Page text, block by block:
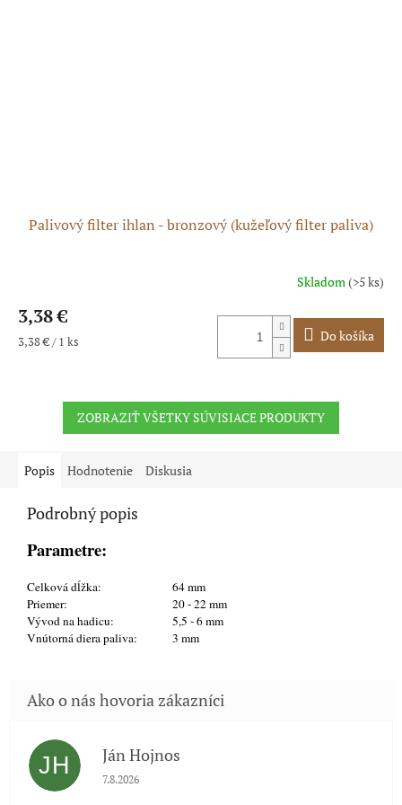
Palivový filter ihlan - bronzový (kužeľový filter paliva)
Skladom(>5 ks)
3,38 €
Jednotková
3,38 € / 1 ks Do košíka
ZOBRAZIŤ VŠETKY SÚVISIACE PRODUKTY
Popis Hodnotenie Diskusia
Podrobný popis
Parametre:
Celková dĺžka:
64 mm
Priemer:
20 - 22 mm
Vývod na hadicu:
5,5 - 6 mm
Vnútorná diera paliva:
3 mm
JH Ján Hojnos
Hodnotenie obchodu je 5 z 5 hviezdičiek.
7.8.2026